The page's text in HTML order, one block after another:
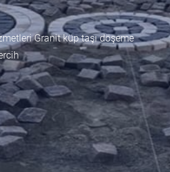
Granit küp taşı döşeme